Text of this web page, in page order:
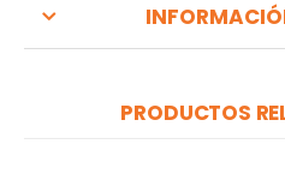
PRODUCTOS